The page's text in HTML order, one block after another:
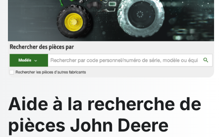
Aide à la recherche de
pièces John Deere